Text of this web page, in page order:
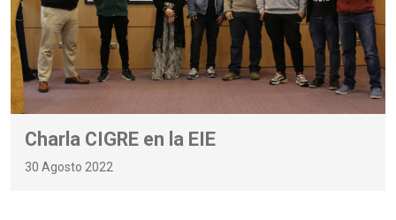
Charla CIGRE en la EIE
30 Agosto 2022